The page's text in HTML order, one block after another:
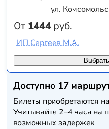
От 1444 руб.
ул.
ИП Сергеев М.А.
Доступно 17
Билеты приобретаются
Учитывайте 2–4 часа на
возможных задержек